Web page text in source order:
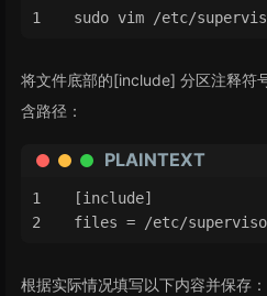
sudo vim /etc/
将文件底部的[include] 分区注释符
含路径：
PLAINTEXT
[include]
files = /etc/
根据实际情况填写以下内容并保存：